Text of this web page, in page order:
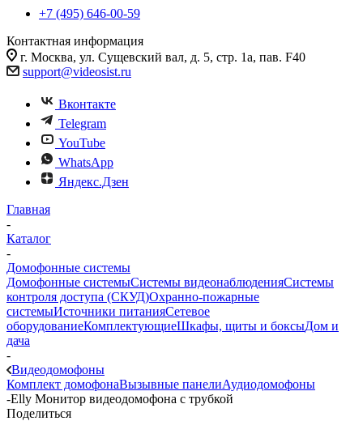
+7 (495) 646-00-59
Контактная информация
г. Москва, ул. Сущевский вал, д. 5, стр. 1а, пав. F40
support@videosist.ru
Вконтакте
Telegram
YouTube
WhatsApp
Яндекс.Дзен
Главная
-
Каталог
-
Домофонные системы
Домофонные системыСистемы видеонаблюденияСистемы
контроля доступа (СКУД)Охранно-пожарные
системыИсточники питанияСетевое
оборудованиеКомплектующиеШкафы, щиты и боксыДом и
дача
-
Видеодомофоны
Комплект домофонаВызывные панелиАудиодомофоны
-Elly Монитор видеодомофона с трубкой
Поделиться